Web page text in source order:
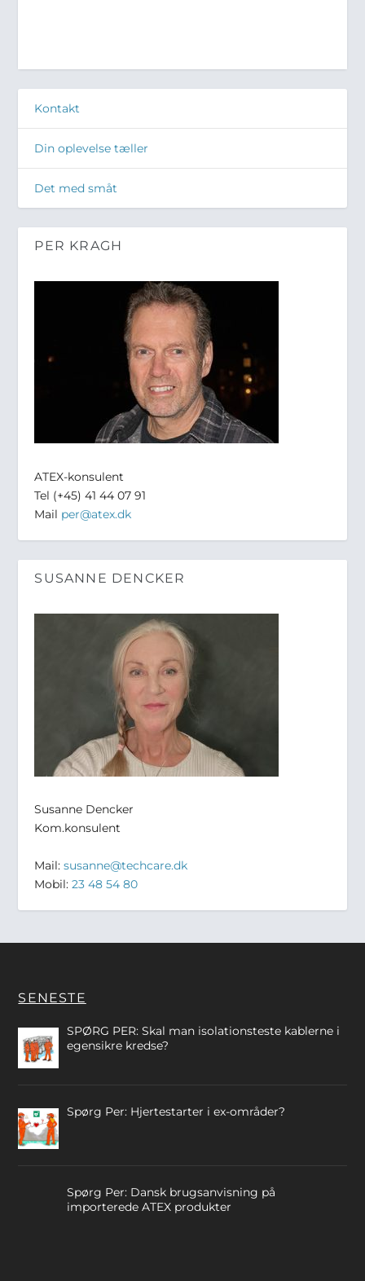
Kontakt
Din oplevelse tæller
Det med småt
PER KRAGH
ATEX-konsulent
Tel (+45) 41 44 07 91
Mail per@atex.dk
SUSANNE DENCKER
Susanne Dencker
Kom.konsulent
Mail: susanne@techcare.dk
Mobil: 23 48 54 80
SENESTE
SPØRG PER: Skal man isolationsteste kablerne i
egensikre kredse?
Spørg Per: Hjertestarter i ex-områder?
Spørg Per: Dansk brugsanvisning på
importerede ATEX produkter